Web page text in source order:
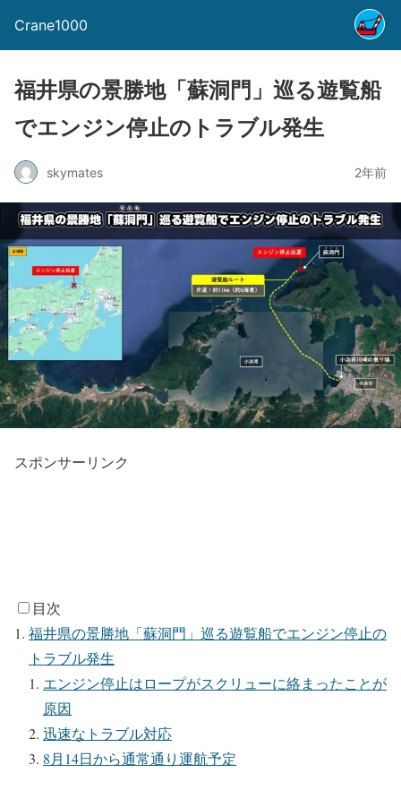
Crane1000
福井県の景勝地「蘇洞門」巡る遊覧船
でエンジン停止のトラブル発生
skymates 2年前
スポンサーリンク
目次
福井県の景勝地「蘇洞門」巡る遊覧船でエンジン停止の
トラブル発生
エンジン停止はロープがスクリューに絡まったことが
原因
迅速なトラブル対応
8月14日から通常通り運航予定